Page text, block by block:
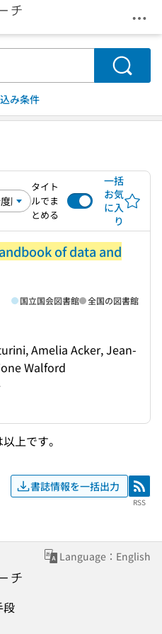
メ
検索
み条件
タイト
ルでま
とめる
一括
お気
に入
り
of data and
Amelia Acker, Jean-
Walford
国立国会図書館 全国の図書館
上です。
書誌情報を一括出力 RSS
RSS
Language：English
段